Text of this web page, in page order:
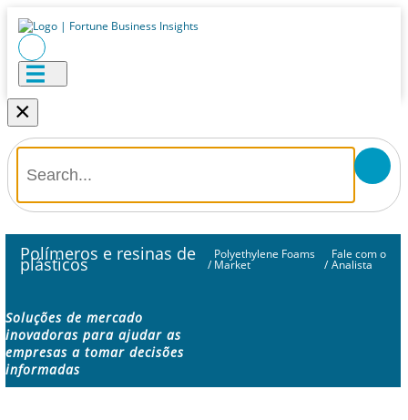
×
Polímeros e resinas de
plásticos /
Polyethylene Foams
Market /
Fale com o
Analista
Soluções de mercado
inovadoras para ajudar as
empresas a tomar decisões
informadas